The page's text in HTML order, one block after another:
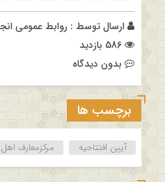
ارسال توسط : روابط عمومی
بدون دیدگاه
برچسب ها
آیین افتتاحیه مرکزمعارف